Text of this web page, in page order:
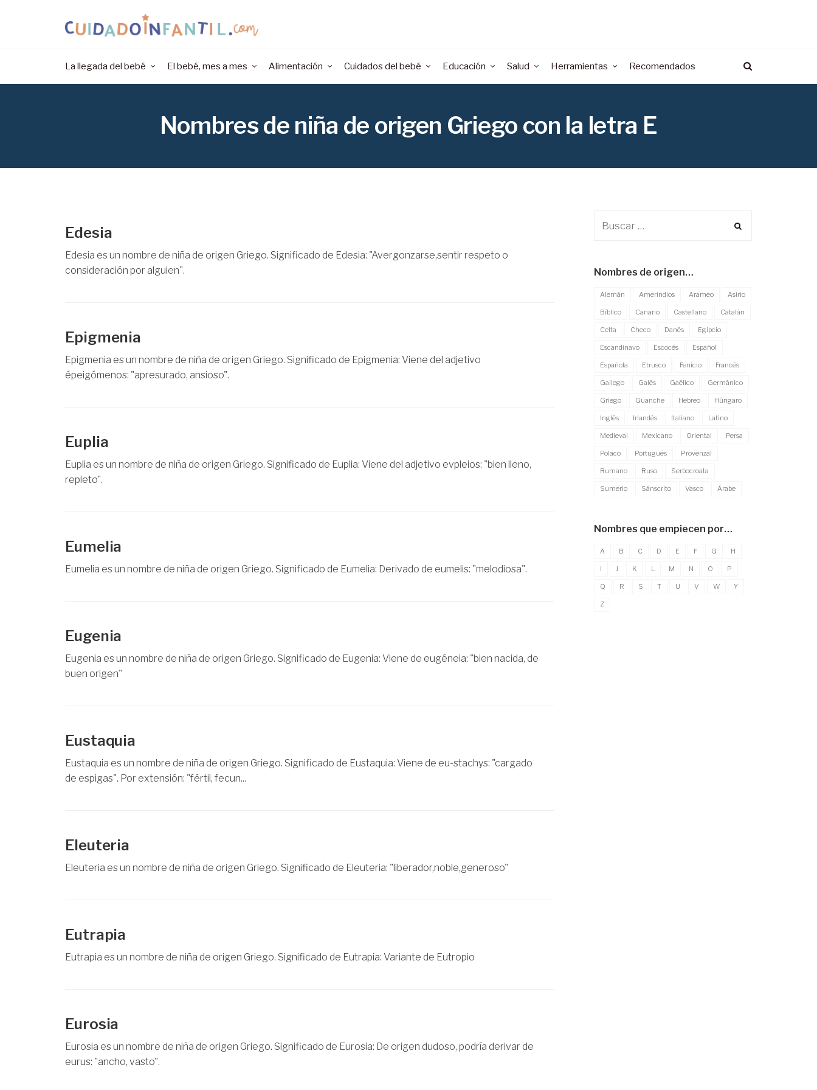
La llegada del bebé El bebé, mes a mes Alimentación Cuidados del bebé Educación Salud Herramientas Recomendados
Nombres de niña de origen Griego con la letra E
Edesia
Edesia es un nombre de niña de origen Griego. Significado de Edesia: "Avergonzarse,sentir respeto o
consideración por alguien".
Epigmenia
Epigmenia es un nombre de niña de origen Griego. Significado de Epigmenia: Viene del adjetivo
épeigómenos: "apresurado, ansioso".
Euplia
Euplia es un nombre de niña de origen Griego. Significado de Euplia: Viene del adjetivo evpleios: "bien lleno,
repleto".
Eumelia
Eumelia es un nombre de niña de origen Griego. Significado de Eumelia: Derivado de eumelis: "melodiosa".
Eugenia
Eugenia es un nombre de niña de origen Griego. Significado de Eugenia: Viene de eugéneia: "bien nacida, de
buen origen"
Eustaquia
Eustaquia es un nombre de niña de origen Griego. Significado de Eustaquia: Viene de eu-stachys: "cargado
de espigas". Por extensión: "fértil, fecun...
Eleuteria
Eleuteria es un nombre de niña de origen Griego. Significado de Eleuteria: "liberador,noble,generoso"
Eutrapia
Eutrapia es un nombre de niña de origen Griego. Significado de Eutrapia: Variante de Eutropio
Eurosia
Eurosia es un nombre de niña de origen Griego. Significado de Eurosia: De origen dudoso, podría derivar de
eurus: "ancho, vasto".
Nombres de origen…
Alemán Amerindios Arameo Asirio
Bíblico Canario Castellano Catalán
Celta Checo Danés Egipcio
Escandinavo Escocés Español
Española Etrusco Fenicio Francés
Gallego Galés Gaélico Germánico
Griego Guanche Hebreo Húngaro
Inglés Irlandés Italiano Latino
Medieval Mexicano Oriental Persa
Polaco Portugués Provenzal
Rumano Ruso Serbocroata
Sumerio Sánscrito Vasco Árabe
Nombres que empiecen por…
A B C D E F G H
I J K L M N O P
Q R S T U V W Y
Z